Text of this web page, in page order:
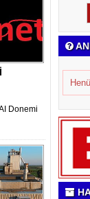
Donemi